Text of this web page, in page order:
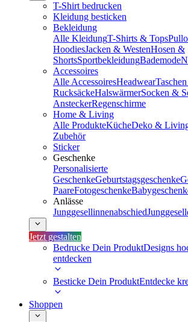
T-Shirt bedrucken
Kleidung besticken
Bekleidung
Alle KleidungT-Shirts & Tops
HoodiesJacken & WestenHosen &
ShortsSportbekleidungBademode
Accessoires
Alle AccessoiresHeadwear
RucksäckeHalswärmerSocken &
AnsteckerRegenschirme
Home & Living
Alle ProdukteKücheDeko &
Zubehör
Sticker
Geschenke
Personalisierte
GeschenkeGeburtstagsgeschenke
PaareFotogeschenke
Anlässe
Junggesellinnenabschied
Jetzt gestalten
Bedrucke Dein ProduktDesigns
entdecken
Besticke Dein ProduktEntdecke
Shoppen